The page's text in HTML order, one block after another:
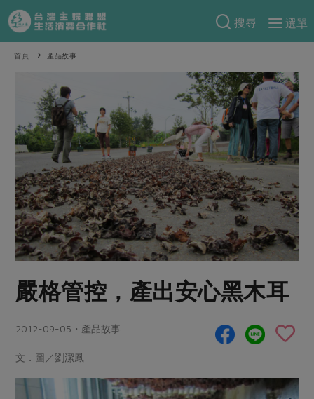
搜尋
選單
產品分類
一籃菜 當令水果
芽苗類 蕈菇類
辛香料類
奶蛋豆・五穀
蛋 乳製品
豆製品 米麵雜糧
肉品・水產
調理食材・點心
食譜料理
食材
米食
麵食
肉食
海鮮
常備菜
蛋料理
特別企畫
預購活動
把最好的台灣味帶回家！
防災用品預購圓滿結束
2026年端午節預購圓滿結束
更多預購活動
當季產品
合作25-經典快閃最後一週
合作25-精選產品第四彈
合作25-精選產品第三彈
綠主張
觀點文章
主婦食堂 一籃菜真心話
社內大小事 合作聯合國
樂齡生活 親子食育
關注議題
減硝酸鹽 惜食
關於合作社
認識合作社
關於我們
合作社組織
員工與求才
產品檢驗
自主把關
重要公告
首頁 產品故事
嚴格管控，產出安心黑木耳
2012-09-05・產品故事
文．圖／劉潔鳳